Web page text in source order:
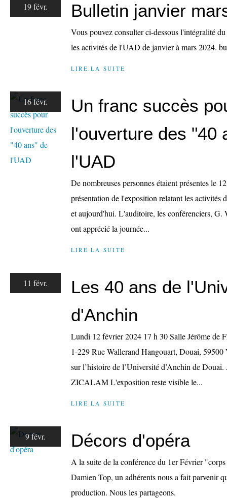
19 févr. Bulletin janvier
Vous pouvez consulter ci-dessous l'intégralité
les activités de l'UAD de janvier à mars 2024.
LIRE LA SUITE
16 févr.
Un franc succès
l'ouverture des "40
l'UAD
De nombreuses personnes étaient présentes le
présentation de l'exposition relatant les
et aujourd'hui. L'auditoire, les conférenciers,
ont apprécié la journée...
LIRE LA SUITE
11 févr.
Les 40 ans de
d'Anchin
Lundi 12 février 2024 17 h 30 Salle Jérôme de
1-229 Rue Wallerand Hangouart, Douai, 59500
sur l’histoire de l’Université d’Anchin de
ZICALAM L'exposition reste visible le...
LIRE LA SUITE
9 févr. Décors d'opéra
A la suite de la conférence du 1er Février
Damien Top, un adhérents nous a fait parvenir
production. Nous les partageons.